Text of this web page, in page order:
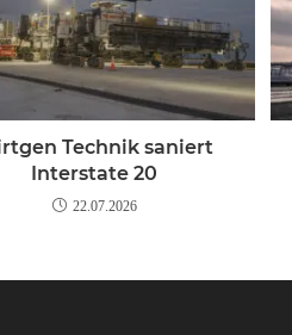
Technik saniert
Interstate 20
22.07.2026